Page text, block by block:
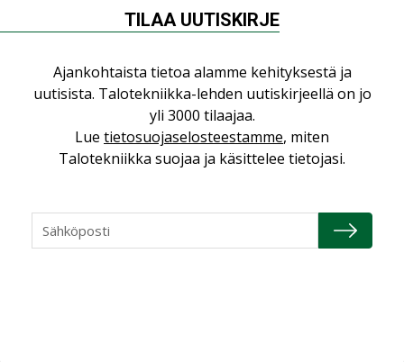
Sähköistyminen kasvaa voimakkaasti:
”Tulevat kilpailuedut syntyvät, kun
AJANKOHTAISTA,TILAAJILLE
Puutteellinen eristys lisää lämpöhäviöitä
LEHDEN ARTIKKELIT
Kaivamattomat menetelmät
LEHDEN ARTIKKELIT,TILAAJILLE
TILAA UUTISKIRJE
Ajankohtaista tietoa alamme kehityksestä ja
uutisista. Talotekniikka-lehden uutiskirjeellä on jo
yli 3000 tilaajaa.
Lue tietosuojaselosteestamme, miten
Talotekniikka suojaa ja käsittelee tietojasi.